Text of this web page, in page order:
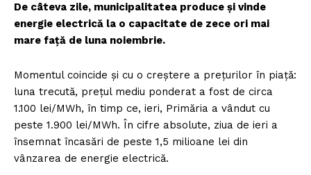
De câteva zile, municipalitatea produce și vinde
energie electrică la o capacitate de zece ori mai
mare față de luna noiembrie.
Momentul coincide și cu o creștere a prețurilor în piață:
luna trecută, prețul mediu ponderat a fost de circa
1.100 lei/MWh, în timp ce, ieri, Primăria a vândut cu
peste 1.900 lei/MWh. În cifre absolute, ziua de ieri a
însemnat încasări de peste 1,5 milioane lei din
vânzarea de energie electrică.